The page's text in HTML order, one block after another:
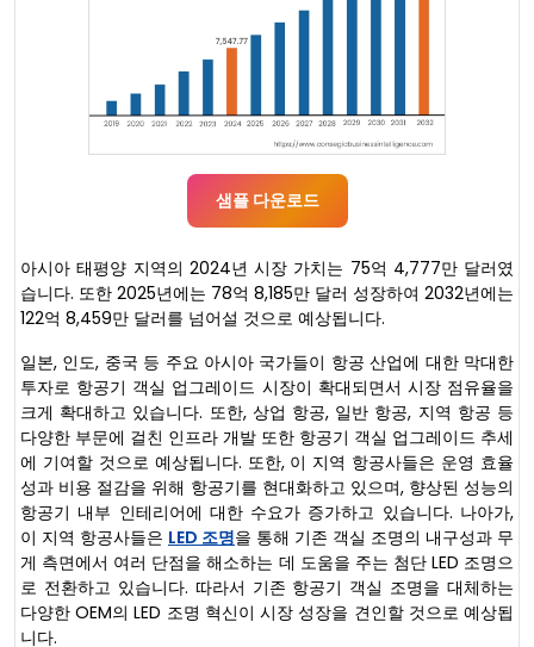
샘플 다운로드
아시아 태평양 지역의 2024년 시장 가치는 75억 4,777만 달러였
습니다. 또한 2025년에는 78억 8,185만 달러 성장하여 2032년에는
122억 8,459만 달러를 넘어설 것으로 예상됩니다.
일본, 인도, 중국 등 주요 아시아 국가들이 항공 산업에 대한 막대한
투자로 항공기 객실 업그레이드 시장이 확대되면서 시장 점유율을
크게 확대하고 있습니다. 또한, 상업 항공, 일반 항공, 지역 항공 등
다양한 부문에 걸친 인프라 개발 또한 항공기 객실 업그레이드 추세
에 기여할 것으로 예상됩니다. 또한, 이 지역 항공사들은 운영 효율
성과 비용 절감을 위해 항공기를 현대화하고 있으며, 향상된 성능의
항공기 내부 인테리어에 대한 수요가 증가하고 있습니다. 나아가,
이 지역 항공사들은 LED 조명을 통해 기존 객실 조명의 내구성과 무
게 측면에서 여러 단점을 해소하는 데 도움을 주는 첨단 LED 조명으
로 전환하고 있습니다. 따라서 기존 항공기 객실 조명을 대체하는
다양한 OEM의 LED 조명 혁신이 시장 성장을 견인할 것으로 예상됩
니다.